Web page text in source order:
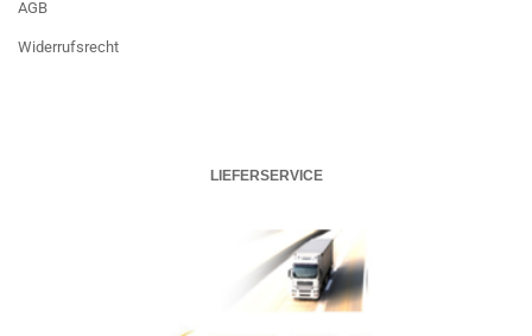
AGB
Widerrufsrecht
LIEFERSERVICE